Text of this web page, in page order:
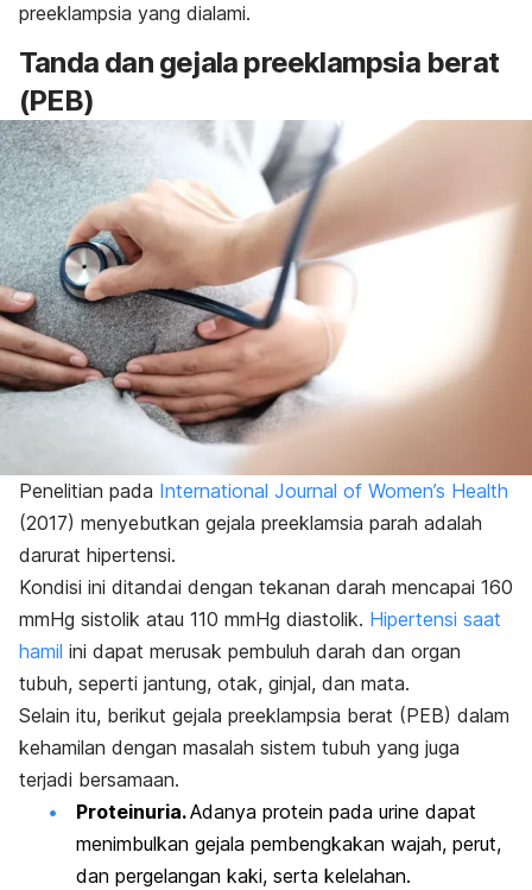
preeklampsia yang dialami.
Tanda dan gejala preeklampsia berat
(PEB)
Penelitian pada International Journal of Women’s Health
(2017) menyebutkan gejala preeklamsia parah adalah
darurat hipertensi.
Kondisi ini ditandai dengan tekanan darah mencapai 160
mmHg sistolik atau 110 mmHg diastolik. Hipertensi saat
hamil ini dapat merusak pembuluh darah dan organ
tubuh, seperti jantung, otak, ginjal, dan mata.
Selain itu, berikut gejala preeklampsia berat (PEB) dalam
kehamilan dengan masalah sistem tubuh yang juga
terjadi bersamaan.
Proteinuria.Adanya protein pada urine dapat
menimbulkan gejala pembengkakan wajah, perut,
dan pergelangan kaki, serta kelelahan.